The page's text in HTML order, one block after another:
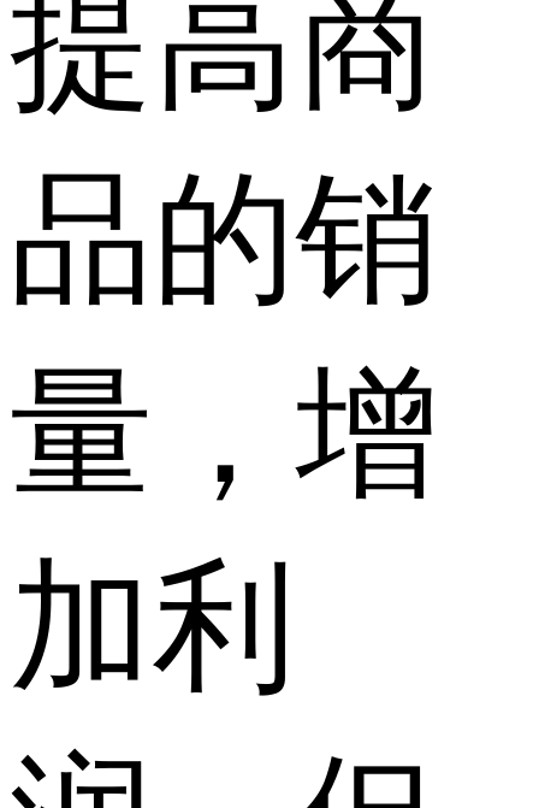
提高商
品的销
量，增
加利